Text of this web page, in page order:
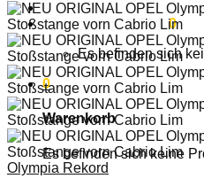
Warenkorb /0,00 € 0
Es befinden sich
0
Warenkorb
Es befinden sich keine
Olympia Rekord